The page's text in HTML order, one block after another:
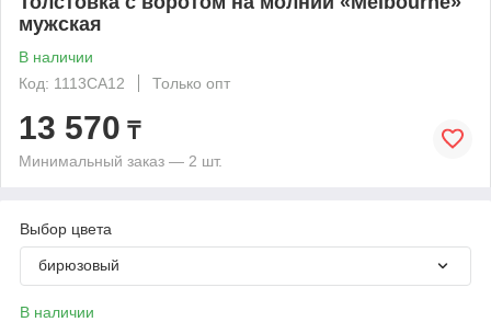
мужская
В наличии
Код: 1113CA12
Только опт
13 570 ₸
Минимальный заказ — 2 шт.
Выбор цвета
бирюзовый
В наличии